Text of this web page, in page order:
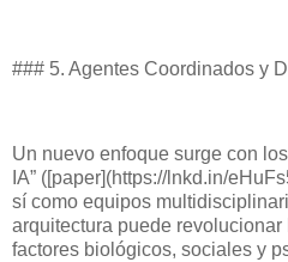
### 5. Agentes Coordinados y
Un nuevo enfoque surge con
IA” ([paper](https://lnkd.in/
sí como equipos
arquitectura puede
factores biológicos, sociales y